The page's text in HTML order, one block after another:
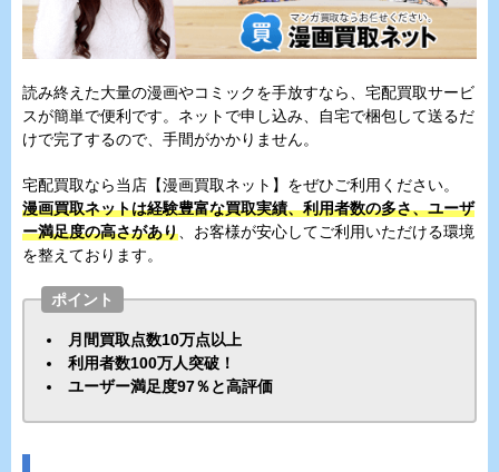
読み終えた大量の漫画やコミックを手放すなら、宅配買取サービ
スが簡単で便利です。ネットで申し込み、自宅で梱包して送るだ
けで完了するので、手間がかかりません。
宅配買取なら当店【漫画買取ネット】をぜひご利用ください。
漫画買取ネットは経験豊富な買取実績、利用者数の多さ、ユーザ
ー満足度の高さがあり 、お客様が安心してご利用いただける環境
を整えております。
ポイント
月間買取点数10万点以上
利用者数100万人突破！
ユーザー満足度97％と高評価